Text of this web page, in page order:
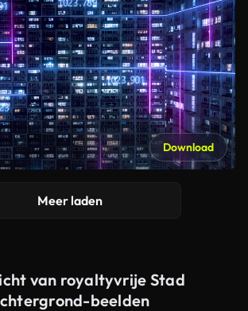
Download
Meer laden
van royaltyvrije Stad
beelden